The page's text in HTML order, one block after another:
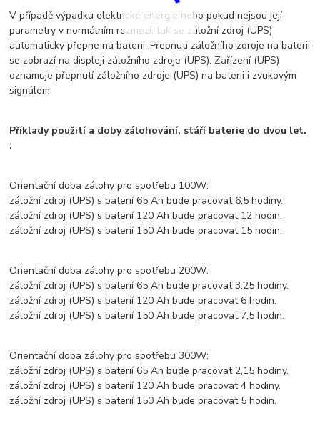
V případě výpadku elektrické energie nebo pokud nejsou její
parametry v normálním rozmezí, tak se záložní zdroj (UPS)
automaticky přepne na baterii. Přepnutí záložního zdroje na baterii
se zobrazí na displeji záložního zdroje (UPS). Zařízení (UPS)
oznamuje přepnutí záložního zdroje (UPS) na baterii i zvukovým
signálem.
Příklady použití a doby zálohování, stáří baterie do dvou let.
:
Orientační doba zálohy pro spotřebu 100W:
záložní zdroj (UPS) s baterií 65 Ah bude pracovat 6,5 hodiny.
záložní zdroj (UPS) s baterií 120 Ah bude pracovat 12 hodin.
záložní zdroj (UPS) s baterií 150 Ah bude pracovat 15 hodin.
Orientační doba zálohy pro spotřebu 200W:
záložní zdroj (UPS) s baterií 65 Ah bude pracovat 3,25 hodiny.
záložní zdroj (UPS) s baterií 120 Ah bude pracovat 6 hodin.
záložní zdroj (UPS) s baterií 150 Ah bude pracovat 7,5 hodin.
Orientační doba zálohy pro spotřebu 300W:
záložní zdroj (UPS) s baterií 65 Ah bude pracovat 2,15 hodiny.
záložní zdroj (UPS) s baterií 120 Ah bude pracovat 4 hodiny.
záložní zdroj (UPS) s baterií 150 Ah bude pracovat 5 hodin.